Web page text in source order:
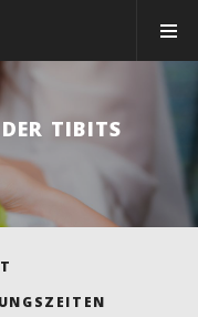
TIBITS